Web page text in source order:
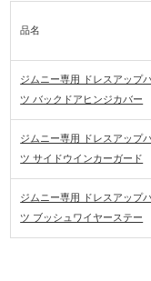
品名
ジムニー専用 ドレスアップ
ツ バックドアヒンジカバー
ジムニー専用 ドレスアップ
ツ サイドウインカーガード
ジムニー専用 ドレスアップ
ツ ブッシュワイヤーステー